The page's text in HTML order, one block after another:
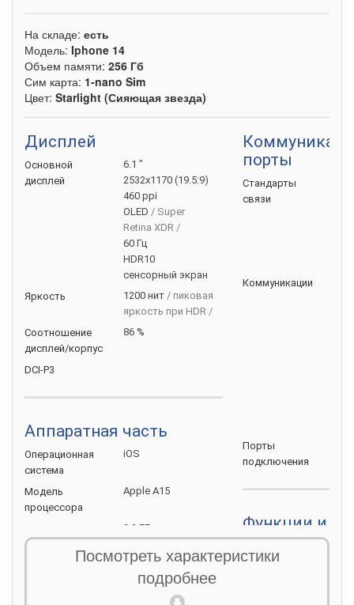
На складе: есть
Модель: Iphone 14
Объем памяти: 256 Гб
Сим карта: 1-nano Sim
Цвет: Starlight (Сияющая звезда)
Дисплей
Основной
дисплей
6.1 "
2532x1170 (19.5:9)
460 ppi
OLED / Super
Retina XDR /
60 Гц
HDR10
сенсорный экран
Яркость
1200 нит / пиковая
яркость при HDR /
Соотношение
дисплей/корпус
86 %
DCI-P3
Аппаратная часть
Операционная
система
iOS
Модель
процессора
Apple A15
процессора
3.2 ГГц
6
порты
Стандарты
связи
Коммуникации
Порты
подключения
Функции и
возможности
Посмотреть характеристики
подробнее